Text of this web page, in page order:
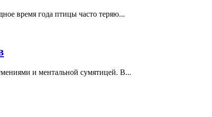
время года птицы часто теряю...
и ментальной сумятицей. В...